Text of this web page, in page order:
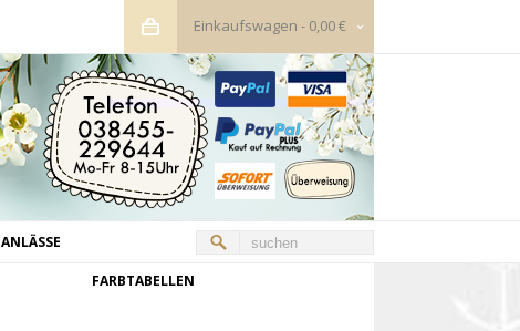
Einkaufswagen - 0,00 €
ANLÄSSE
FARBTABELLEN